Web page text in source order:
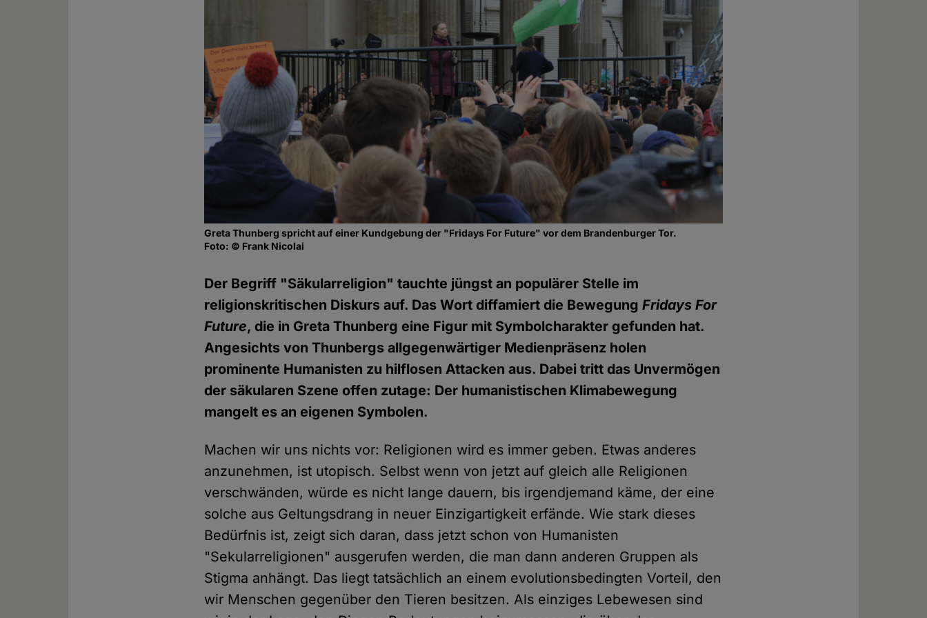
Greta Thunberg spricht auf einer Kundgebung der "Fridays For Future" vor dem Brandenburger Tor.
Foto: © Frank Nicolai
Der Begriff "Säkularreligion" tauchte jüngst an populärer Stelle im
religionskritischen Diskurs auf. Das Wort diffamiert die BewegungFridays For
Future, die in Greta Thunberg eine Figur mit Symbolcharakter gefunden hat.
Angesichts von Thunbergs allgegenwärtiger Medienpräsenz holen
prominente Humanisten zu hilflosen Attacken aus. Dabei tritt das Unvermögen
der säkularen Szene offen zutage: Der humanistischen Klimabewegung
mangelt es an eigenen Symbolen.
Machen wir uns nichts vor: Religionen wird es immer geben. Etwas anderes
anzunehmen, ist utopisch. Selbst wenn von jetzt auf gleich alle Religionen
verschwänden, würde es nicht lange dauern, bis irgendjemand käme, der eine
solche aus Geltungsdrang in neuer Einzigartigkeit erfände. Wie stark dieses
Bedürfnis ist, zeigt sich daran, dass jetzt schon von Humanisten
"Sekularreligionen" ausgerufen werden, die man dann anderen Gruppen als
Stigma anhängt. Das liegt tatsächlich an einem evolutionsbedingten Vorteil, den
wir Menschen gegenüber den Tieren besitzen. Als einziges Lebewesen sind